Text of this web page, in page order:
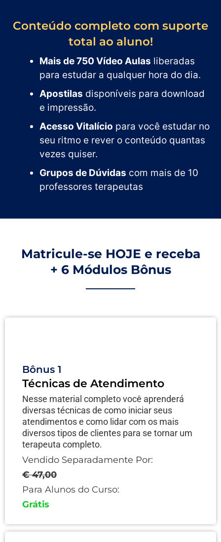
Conteúdo completo com suporte
total ao aluno!
Mais de 750 Vídeo Aulas liberadas
para estudar a qualquer hora do dia.
Apostilas disponíveis para download
e impressão.
Acesso Vitalício para você estudar no
seu ritmo e rever o conteúdo quantas
vezes quiser.
Grupos de Dúvidas com mais de 10
professores terapeutas
Matricule-se HOJE e receba
+ 6 Módulos Bônus
Bônus 1
Técnicas de Atendimento
Nesse material completo você aprenderá
diversas técnicas de como iniciar seus
atendimentos e como lidar com os mais
diversos tipos de clientes para se tornar um
terapeuta completo.
Vendido Separadamente Por:
€ 47,00
Para Alunos do Curso:
Grátis